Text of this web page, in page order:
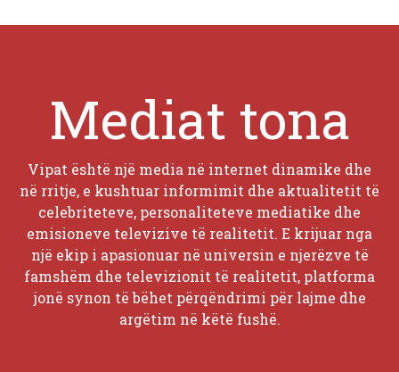
Mediat tona
Vipat është një media në internet dinamike dhe
në rritje, e kushtuar informimit dhe aktualitetit të
celebriteteve, personaliteteve mediatike dhe
emisioneve televizive të realitetit. E krijuar nga
një ekip i apasionuar në universin e njerëzve të
famshëm dhe televizionit të realitetit, platforma
jonë synon të bëhet përqëndrimi për lajme dhe
argëtim në këtë fushë.